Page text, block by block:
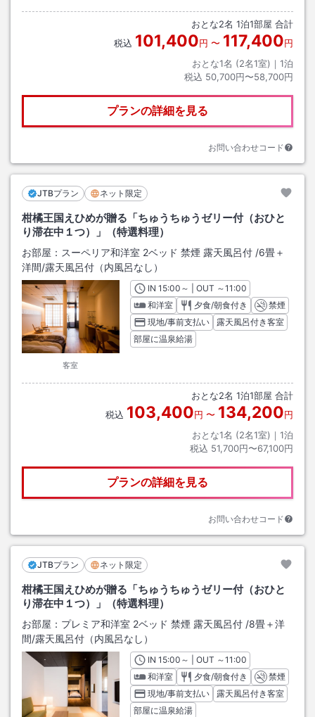
おとな2名 1泊1部屋 合計
税込 101,400円 〜 117,400円
おとな1名 (2名1室)｜ 1泊
税込 50,700円〜58,700円
プランの詳細を見る
お問い合わせコード
JTBプラン ネット限定
柑橘王国えひめが贈る「ちゅうちゅうゼリー付（おひと
り滞在中１つ）」（特選料理）
お部屋： スーペリア和洋室 2ベッド 禁煙 露天風呂付 /6畳＋
洋間/露天風呂付（内風呂なし）
客室
INチェックイン
15:00 ～ | OUT チェックアウト
～11:00
和洋室
夕食/朝食付き
禁煙
現地/事前支払い
露天風呂付き客室
部屋に温泉給湯
おとな2名 1泊1部屋 合計
税込 103,400円 〜 134,200円
おとな1名 (2名1室)｜ 1泊
税込 51,700円〜67,100円
プランの詳細を見る
お問い合わせコード
JTBプラン ネット限定
柑橘王国えひめが贈る「ちゅうちゅうゼリー付（おひと
り滞在中１つ）」（特選料理）
お部屋： プレミア和洋室 2ベッド 禁煙 露天風呂付 /8畳＋洋
間/露天風呂付（内風呂なし）
INチェックイン
15:00 ～ | OUT チェックアウト
～11:00
和洋室
夕食/朝食付き
禁煙
現地/事前支払い
露天風呂付き客室
部屋に温泉給湯